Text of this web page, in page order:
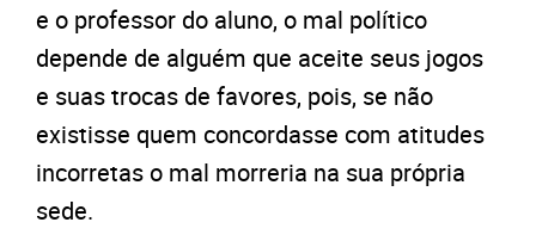
e o professor do aluno, o mal político
depende de alguém que aceite seus jogos
e suas trocas de favores, pois, se não
existisse quem concordasse com atitudes
incorretas o mal morreria na sua própria
sede.